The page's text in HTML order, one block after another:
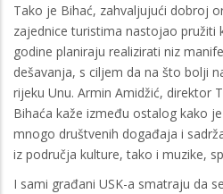
Tako je Bihać, zahvaljujući dobroj
zajednice turistima nastojao pružiti
godine planiraju realizirati niz
dešavanja, s ciljem da na što bolji
rijeku Unu. Armin Amidžić, direktor
Bihaća kaže između ostalog kako
mnogo društvenih događaja i
iz područja kulture, tako i muzike,
I sami građani USK-a smatraju da